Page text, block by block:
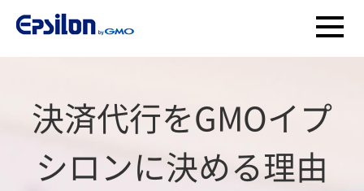
決済代行をGMOイプ
シロンに決める理由